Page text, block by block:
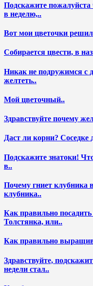
Подскажите пожалуйста
в неделю,..
Вот мои цветочки
Собирается цвести, в
Никак не подружимся с
желтеть..
Мой цветочный..
Здравствуйте почему
Даст ли корни? Соседке
Подскажите знатоки!
в..
Почему гниет клубника
клубника..
Как правильно
Толстянка, или..
Как правильно
Здравствуйте,
недели стал..